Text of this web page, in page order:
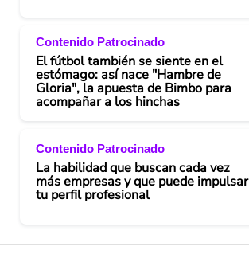
Contenido Patrocinado
El fútbol también se siente en el
estómago: así nace "Hambre de
Gloria", la apuesta de Bimbo para
acompañar a los hinchas
Contenido Patrocinado
La habilidad que buscan cada vez
más empresas y que puede impulsar
tu perfil profesional